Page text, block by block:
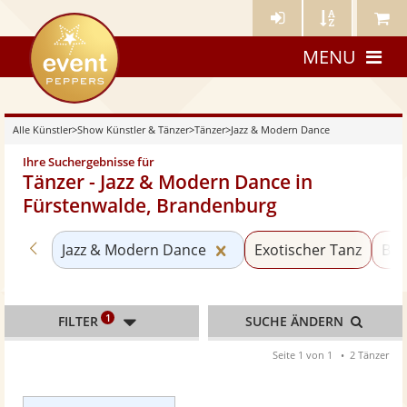
Künstler- Künstler Meine
eventpeppers
MENU
Alle Künstler>Show Künstler & Tänzer>Tänzer>Jazz & Modern Dance
Ihre Suchergebnisse für
Tänzer - Jazz & Modern Dance in
Fürstenwalde, Brandenburg
Zurück zu «Tänzer»
Jazz & Modern Dance Kategorie «Jazz &
Exotischer Tanz
FILTER 1 SUCHE ÄNDERN
Seite 1 von 1 2 Tänzer